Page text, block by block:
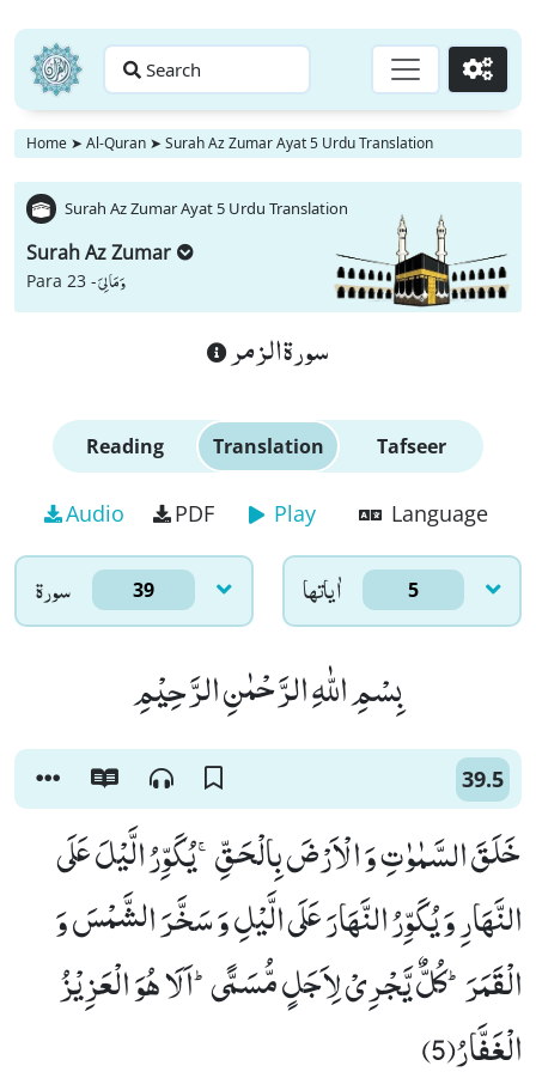
Search Go
Home ➤ Al-Quran ➤ Surah Az Zumar Ayat 5 Urdu Translation
Surah Az Zumar Ayat 5 Urdu Translation
Surah Az Zumar
Para 23 -وَ مَا لِیَ
سورة الزمر
Reading Translation Tafseer
Audio PDF Play Language
سورۃ 39 اٰياتها 5
بِسْمِ اللّٰهِ الرَّحْمٰنِ الرَّحِیْمِ
39.5
خَلَقَ السَّمٰوٰتِ وَ الْاَرْضَ بِالْحَقِّۚ-یُكَوِّرُ الَّیْلَ عَلَى
النَّهَارِ وَ یُكَوِّرُ النَّهَارَ عَلَى الَّیْلِ وَ سَخَّرَ الشَّمْسَ وَ
الْقَمَرَؕ-كُلٌّ یَّجْرِیْ لِاَجَلٍ مُّسَمًّىؕ-اَلَا هُوَ الْعَزِیْزُ
الْغَفَّارُ(5)